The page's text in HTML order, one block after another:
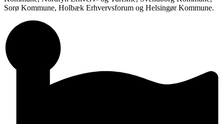
Sorø Kommune, Holbæk Erhvervsforum og Helsingør Kommune.